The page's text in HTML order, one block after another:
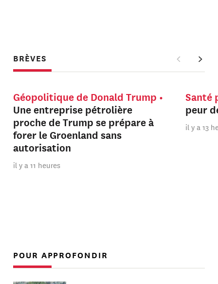
BRÈVES
Géopolitique de Donald Trump
Une entreprise pétrolière
proche de Trump se prépare à
forer le Groenland sans
autorisation
il y a 11 heures
Santé
peur
il y a 13
POUR APPROFONDIR